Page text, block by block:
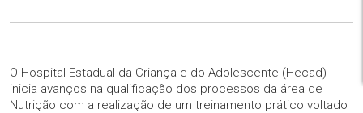
O Hospital Estadual da Criança e do Adolescente (Hecad)
inicia avanços na qualificação dos processos da área de
Nutrição com a realização de um treinamento prático voltado